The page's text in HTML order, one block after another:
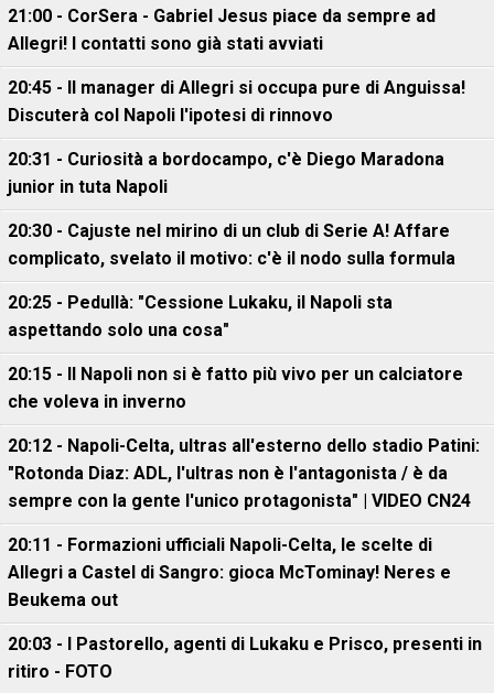
21:00 - CorSera - Gabriel Jesus piace da sempre ad
Allegri! I contatti sono già stati avviati
20:45 - Il manager di Allegri si occupa pure di Anguissa!
Discuterà col Napoli l'ipotesi di rinnovo
20:31 - Curiosità a bordocampo, c'è Diego Maradona
junior in tuta Napoli
20:30 - Cajuste nel mirino di un club di Serie A! Affare
complicato, svelato il motivo: c'è il nodo sulla formula
20:25 - Pedullà: "Cessione Lukaku, il Napoli sta
aspettando solo una cosa"
20:15 - Il Napoli non si è fatto più vivo per un calciatore
che voleva in inverno
20:12 - Napoli-Celta, ultras all'esterno dello stadio Patini:
"Rotonda Diaz: ADL, l'ultras non è l'antagonista / è da
sempre con la gente l'unico protagonista" | VIDEO CN24
20:11 - Formazioni ufficiali Napoli-Celta, le scelte di
Allegri a Castel di Sangro: gioca McTominay! Neres e
Beukema out
20:03 - I Pastorello, agenti di Lukaku e Prisco, presenti in
ritiro - FOTO